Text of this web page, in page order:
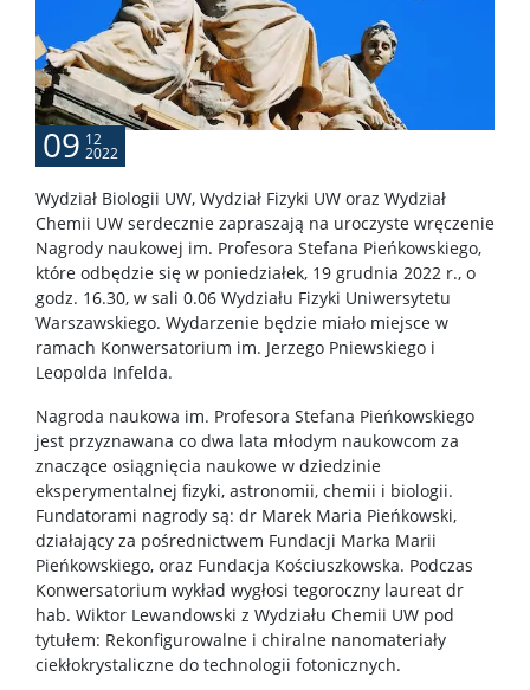
Intranet
Szkolenia
USOS
SAP
APD
NAUKA
Projekty
Publikacje i patenty
Nagrody i wyróżnienia
09 12
2022
Wydział Biologii UW, Wydział Fizyki UW oraz Wydział
Chemii UW serdecznie zapraszają na uroczyste wręczenie
Nagrody naukowej im. Profesora Stefana Pieńkowskiego,
które odbędzie się w poniedziałek, 19 grudnia 2022 r., o
godz. 16.30, w sali 0.06 Wydziału Fizyki Uniwersytetu
Warszawskiego. Wydarzenie będzie miało miejsce w
ramach Konwersatorium im. Jerzego Pniewskiego i
Leopolda Infelda.
Nagroda naukowa im. Profesora Stefana Pieńkowskiego
jest przyznawana co dwa lata młodym naukowcom za
znaczące osiągnięcia naukowe w dziedzinie
eksperymentalnej fizyki, astronomii, chemii i biologii.
Fundatorami nagrody są: dr Marek Maria Pieńkowski,
działający za pośrednictwem Fundacji Marka Marii
Pieńkowskiego, oraz Fundacja Kościuszkowska. Podczas
Konwersatorium wykład wygłosi tegoroczny laureat dr
hab. Wiktor Lewandowski z Wydziału Chemii UW pod
tytułem: Rekonfigurowalne i chiralne nanomateriały
ciekłokrystaliczne do technologii fotonicznych.